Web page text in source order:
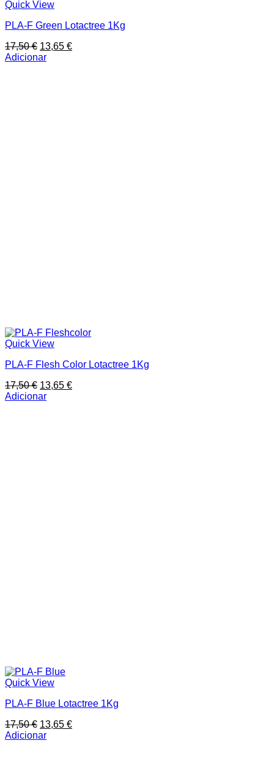
Quick View
PLA-F Green Lotactree 1Kg
17,50€ O
preço
13,65 €O
Adicionar
Quick View
PLA-F Flesh Color Lotactree 1Kg
17,50€ O
preço
13,65 €O
Adicionar
Quick View
PLA-F Blue Lotactree 1Kg
17,50€ O
preço
13,65 €O
Adicionar